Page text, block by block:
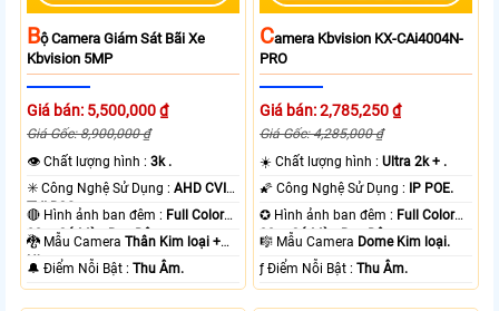
BỘ Camera Giám Sát Bãi Xe
Kbvision 5MP
Giá bán: 5,500,000 ₫
Giá Gốc: 8,900,000 ₫
👁 Chất lượng hình :3k .
✳️ Công Nghệ Sử Dụng :AHD CVI
TVI BCS.
🔴 Hình ảnh ban đêm : Full Color
80m Có Màu Ban Ðêm.
🐉️ Mẫu CameraThân Kim loại +
Nhựa.
️🔔 Điểm Nỗi Bật :Thu Âm.
CAmera Kbvision KX-CAi4004N-
PRO
Giá bán: 2,785,250 ₫
Giá Gốc: 4,285,000 ₫
☀️ Chất lượng hình :Ultra 2k + .
🌠 Công Nghệ Sử Dụng :
IP POE.
✪ Hình ảnh ban đêm : Full Color
30m Có Màu Ban Ðêm.
🎼️ Mẫu Camera Dome Kim loại.
️ƒ Điểm Nỗi Bật :Thu Âm.